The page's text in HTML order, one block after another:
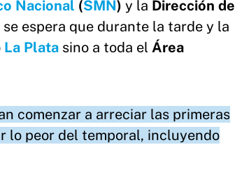
Nacional (SMN) y la Dirección de
espera que durante la tarde y la
La Plata sino a toda el Área
comenzar a arreciar las primeras
lo peor del temporal, incluyendo